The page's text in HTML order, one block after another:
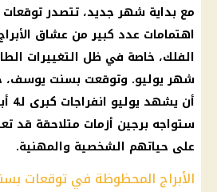
اهتمامات عدد كبير من عشاق
الفلك، خاصة في ظل التغييرات
شهر يوليو. وتوقعت بسنت يوسف،
ستواجه برجين أزمات متلاحقة قد
على حياتهم الشخصية والمهنية.
الأبراج المحظوظة في توقعات بسنت